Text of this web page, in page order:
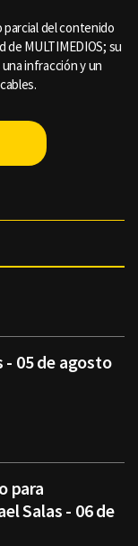
del contenido
de MULTIMEDIOS; su
infracción y un
- 05 de agosto
para
Salas - 06 de